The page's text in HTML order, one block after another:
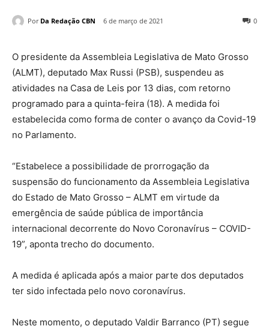
Por Da Redação CBN 6 de março de 2021 0
O presidente da Assembleia Legislativa de Mato Grosso
(ALMT), deputado Max Russi (PSB), suspendeu as
atividades na Casa de Leis por 13 dias, com retorno
programado para a quinta-feira (18). A medida foi
estabelecida como forma de conter o avanço da Covid-19
no Parlamento.
“Estabelece a possibilidade de prorrogação da
suspensão do funcionamento da Assembleia Legislativa
do Estado de Mato Grosso – ALMT em virtude da
emergência de saúde pública de importância
internacional decorrente do Novo Coronavírus – COVID-
19”, aponta trecho do documento.
A medida é aplicada após a maior parte dos deputados
ter sido infectada pelo novo coronavírus.
Neste momento, o deputado Valdir Barranco (PT) segue